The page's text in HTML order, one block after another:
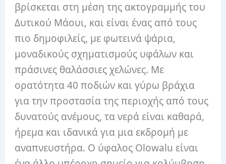
βρίσκεται στη μέση της ακτογραμμής του
Δυτικού Μάουι, και είναι ένας από τους
πιο δημοφιλείς, με φωτεινά ψάρια,
μοναδικούς σχηματισμούς υφάλων και
πράσινες θαλάσσιες χελώνες. Με
ορατότητα 40 ποδιών και γύρω βράχια
για την προστασία της περιοχής από τους
δυνατούς ανέμους, τα νερά είναι καθαρά,
ήρεμα και ιδανικά για μια εκδρομή με
αναπνευστήρα. Ο ύφαλος Olowalu είναι